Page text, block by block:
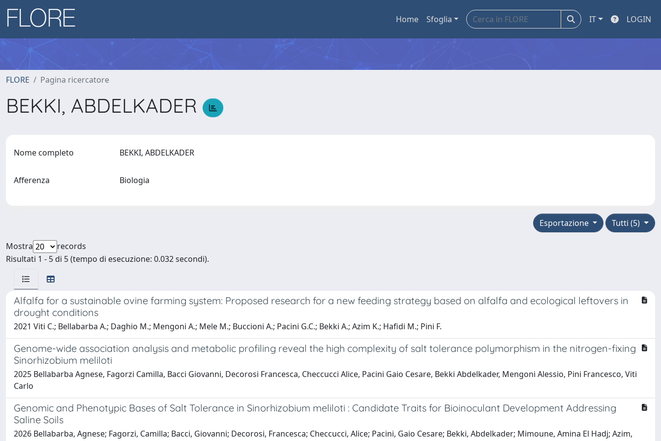
Home Sfoglia IT LOGIN
FLORE Pagina ricercatore
BEKKI, ABDELKADER
Nome completo BEKKI, ABDELKADER
Afferenza Biologia
Tutti (5)
Esportazione
Mostra
records
Risultati 1 - 5 di 5 (tempo di esecuzione: 0.032 secondi).
Alfalfa for a sustainable ovine farming system: Proposed research for a new feeding strategy based on alfalfa and ecological leftovers in
drought conditions
2021 Viti C.; Bellabarba A.; Daghio M.; Mengoni A.; Mele M.; Buccioni A.; Pacini G.C.; Bekki A.; Azim K.; Hafidi M.; Pini F.
Genome-wide association analysis and metabolic profiling reveal the high complexity of salt tolerance polymorphism in the nitrogen-fixing
Sinorhizobium meliloti
2025 Bellabarba Agnese, Fagorzi Camilla, Bacci Giovanni, Decorosi Francesca, Checcucci Alice, Pacini Gaio Cesare, Bekki Abdelkader, Mengoni Alessio, Pini Francesco, Viti
Carlo
Genomic and Phenotypic Bases of Salt Tolerance in Sinorhizobium meliloti : Candidate Traits for Bioinoculant Development Addressing
Saline Soils
2026 Bellabarba, Agnese; Fagorzi, Camilla; Bacci, Giovanni; Decorosi, Francesca; Checcucci, Alice; Pacini, Gaio Cesare; Bekki, Abdelkader; Mimoune, Amina El Hadj; Azim,